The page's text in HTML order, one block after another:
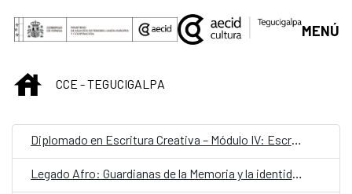
Saltar al contenido principal
MENÚ
INICIOCCE - TEGUCIGALPA
Diplomado en Escritura Creativa – Módulo IV: Escrituras híbridas
Legado Afro: Guardianas de la Memoria y la identidad cultural